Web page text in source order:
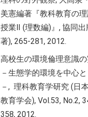
美憲編著『教科教育の理
授業Ⅱ (理数編)』, 協同出
著), 265-281, 2012.
高校生の環境倫理意識
－生態学的環境を中心
－, 理科教育学研究 (日
教育学会), Vol.53, No.2,
358, 2012.